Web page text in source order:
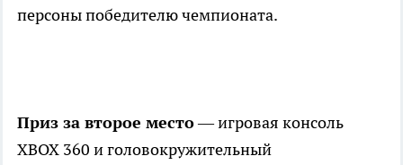
персоны победителю чемпионата.
Приз за второе место— игровая консоль
XBOX 360 и головокружительный